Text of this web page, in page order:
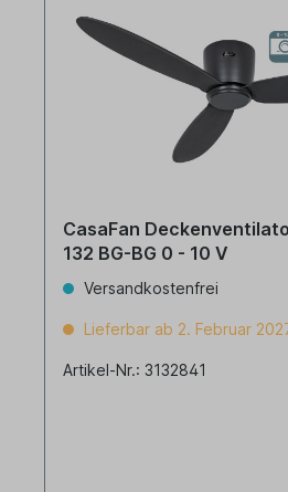
CasaFan
132 BG-BG 0 - 10 V
Versandkostenfrei
Lieferbar ab 2. Februar
Artikel-Nr.: 3132841